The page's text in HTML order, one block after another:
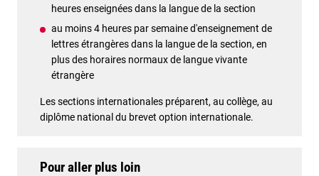
heures enseignées dans la langue de la section
au moins 4 heures par semaine d'enseignement de
lettres étrangères dans la langue de la section, en
plus des horaires normaux de langue vivante
étrangère
Les sections internationales préparent, au collège, au
diplôme national du brevet option internationale.
Pour aller plus loin